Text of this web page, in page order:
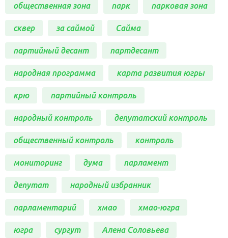
общественная зона парк парковая зона
сквер за саймой Сайма
партийный десант партдесант
народная программа карта развития югры
крю партийный контроль
народный контроль депутатский контроль
общественный контроль контроль
мониторинг дума парламент
депутат народный избранник
парламентарий хмао хмао-югра
югра сургут Алена Соловьева